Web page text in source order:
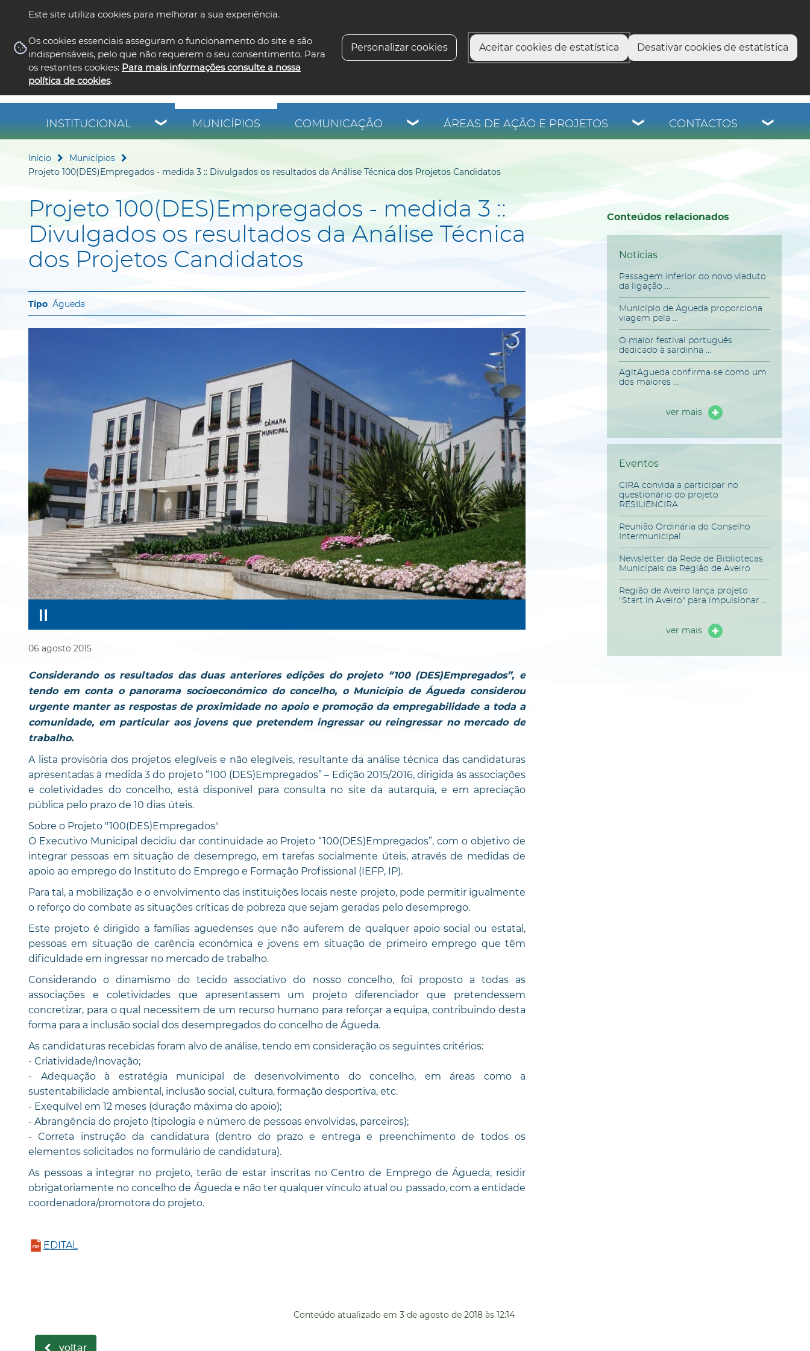
Este site utiliza cookies para melhorar a sua experiência.
Os cookies essenciais asseguram o funcionamento do site e são
indispensáveis, pelo que não requerem o seu consentimento. Para
os restantes cookies: Para mais informações consulte a nossa
política de cookies.
Personalizar cookies Aceitar cookies de estatística Desativar cookies de estatística
INSTITUCIONAL MUNICÍPIOS COMUNICAÇÃO ÁREAS DE AÇÃO E PROJETOS CONTACTOS
Início
Municípios
Projeto 100(DES)Empregados - medida 3 :: Divulgados os resultados da Análise Técnica dos Projetos Candidatos
Projeto 100(DES)Empregados - medida 3 ::
Divulgados os resultados da Análise Técnica
dos Projetos Candidatos
Águeda
06 agosto 2015
Considerando os resultados das duas anteriores edições do projeto “100 (DES)Empregados”, e
tendo em conta o panorama socioeconómico do concelho, o Município de Águeda considerou
urgente manter as respostas de proximidade no apoio e promoção da empregabilidade a toda a
comunidade, em particular aos jovens que pretendem ingressar ou reingressar no mercado de
trabalho.
A lista provisória dos projetos elegíveis e não elegíveis, resultante da análise técnica das candidaturas
apresentadas à medida 3 do projeto “100 (DES)Empregados” – Edição 2015/2016, dirigida às associações
e coletividades do concelho, está disponível para consulta no site da autarquia, e em apreciação
pública pelo prazo de 10 dias úteis.
Sobre o Projeto "100(DES)Empregados"
O Executivo Municipal decidiu dar continuidade ao Projeto “100(DES)Empregados”, com o objetivo de
integrar pessoas em situação de desemprego, em tarefas socialmente úteis, através de medidas de
apoio ao emprego do Instituto do Emprego e Formação Profissional (IEFP, IP).
Para tal, a mobilização e o envolvimento das instituições locais neste projeto, pode permitir igualmente
o reforço do combate as situações críticas de pobreza que sejam geradas pelo desemprego.
Este projeto é dirigido a famílias aguedenses que não auferem de qualquer apoio social ou estatal,
pessoas em situação de carência económica e jovens em situação de primeiro emprego que têm
dificuldade em ingressar no mercado de trabalho.
Considerando o dinamismo do tecido associativo do nosso concelho, foi proposto a todas as
associações e coletividades que apresentassem um projeto diferenciador que pretendessem
concretizar, para o qual necessitem de um recurso humano para reforçar a equipa, contribuindo desta
forma para a inclusão social dos desempregados do concelho de Águeda.
As candidaturas recebidas foram alvo de análise, tendo em consideração os seguintes critérios:
- Criatividade/Inovação;
- Adequação à estratégia municipal de desenvolvimento do concelho, em áreas como a
sustentabilidade ambiental, inclusão social, cultura, formação desportiva, etc.
- Exequível em 12 meses (duração máxima do apoio);
- Abrangência do projeto (tipologia e número de pessoas envolvidas, parceiros);
- Correta instrução da candidatura (dentro do prazo e entrega e preenchimento de todos os
elementos solicitados no formulário de candidatura).
As pessoas a integrar no projeto, terão de estar inscritas no Centro de Emprego de Águeda, residir
obrigatoriamente no concelho de Águeda e não ter qualquer vínculo atual ou passado, com a entidade
coordenadora/promotora do projeto.
EDITAL
Conteúdos relacionados
Notícias
Passagem inferior do novo viaduto
da ligação ...
Município de Águeda proporciona
viagem pela ...
O maior festival português
dedicado à sardinha ...
AgitÁgueda confirma-se como um
dos maiores ...
ver mais
Eventos
CIRA convida a participar no
questionário do projeto
RESILIENCIRA
Reunião Ordinária do Conselho
Intermunicipal
Newsletter da Rede de Bibliotecas
Municipais da Região de Aveiro
Região de Aveiro lança projeto
"Start in Aveiro" para impulsionar ...
ver mais
Conteúdo atualizado em 3 de agosto de 2018 às 12:14
voltar